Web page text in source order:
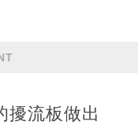
流板做出